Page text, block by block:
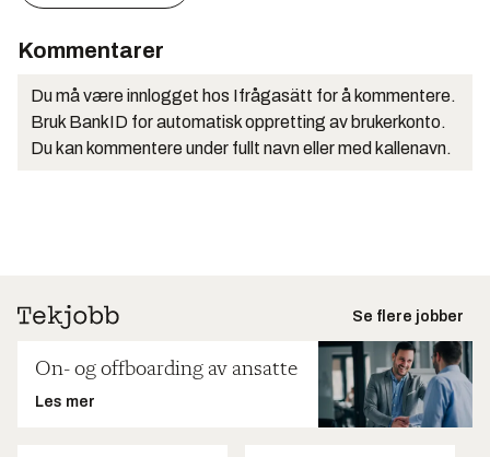
Kommentarer
Du må være innlogget hos Ifrågasätt for å kommentere.
Bruk BankID for automatisk oppretting av brukerkonto.
Du kan kommentere under fullt navn eller med kallenavn.
Se flere jobber
On- og offboarding av ansatte
Les mer